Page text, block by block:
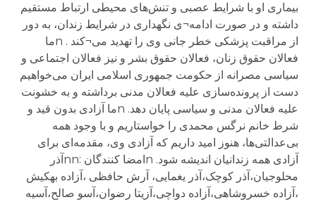
بیماری او با شرایط عصبی و تنش‌های محیطی ارتباط مستقیم
داشته و در صورت ادامه¬ی نگهداری‌ در شرایط زندان، به دور
از مراقبت پزشکی خطر جانی وی را تهدید می¬کند . nما
فعالان حقوق زنان، فعالان حقوق بشر و نیز فعالان اجتماعی و
سیاسی مصرانه از حکومت جمهوری اسلامی ایران می‌خواهیم
دست از پرونده‌سازی علیه فعالان مدنی برداشته و به خشونت
علیه فعالان مدنی و سیاسی پایان دهد. nما آزادی بدون قید و
شرط خانم نرگس محمدی را خواستاریم و با وجود همه
بی‌عدالتی‌ها، هنوز امید داریم که آزادی وی، مقدمه‌ای برای
آزادی همه زندانیان اندیشه شود. nامضا کنندگان :nnآذر
محلوجیان،آذر کوچک،آذر یغمایی، آرش حافظی ،آزاده بهکیش
،آزاده خسروشاهی،آزاده دواچی،آزیتا رضوان،آسو صالح،آسیه